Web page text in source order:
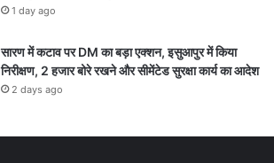
1 day ago
सारण में कटाव पर DM का बड़ा एक्शन, इसुआपुर में किया
निरीक्षण, 2 हजार बोरे रखने और सीमेंटेड सुरक्षा कार्य का आदेश
2 days ago